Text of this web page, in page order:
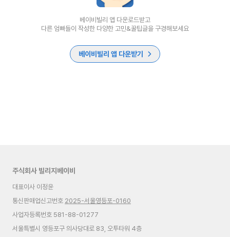
베이비빌리 앱 다운로드받고
다른 엄빠들이 작성한 다양한 고민&꿀팁글을 구경해보세요
베이비빌리 앱 다운받기
주식회사 빌리지베이비
대표이사 이정윤
통신판매업신고번호 2025-서울영등포-0160
사업자등록번호 581-88-01277
서울특별시 영등포구 의사당대로 83, 오투타워 4층